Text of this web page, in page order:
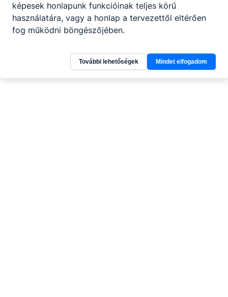
képesek honlapunk funkcióinak teljes körű
használatára, vagy a honlap a tervezettől eltérően
fog működni böngészőjében.
További lehetőségek Mindet elfogadom